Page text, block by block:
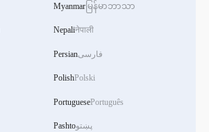
Myanmar မြန်မာဘာသာ
Nepaliनेपाली
Persianفارسی
PolishPolski
PortuguesePortuguês
Pashtoپښتو